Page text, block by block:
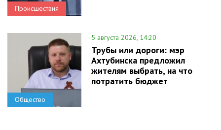
Происшествия
Общество
5 августа 2026, 14:20
Трубы или дороги: мэр
Ахтубинска предложил
жителям выбрать, на что
потратить бюджет